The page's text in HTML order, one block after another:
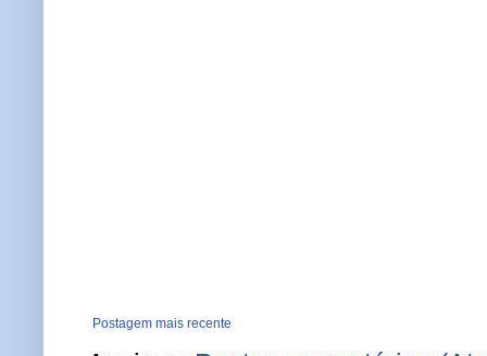
Postagem mais recente